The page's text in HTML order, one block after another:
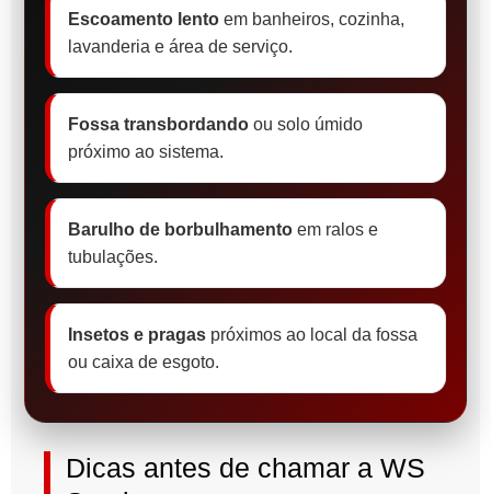
Escoamento lento em banheiros, cozinha,
lavanderia e área de serviço.
Fossa transbordando ou solo úmido
próximo ao sistema.
Barulho de borbulhamento em ralos e
tubulações.
Insetos e pragas próximos ao local da fossa
ou caixa de esgoto.
Dicas antes de chamar a WS